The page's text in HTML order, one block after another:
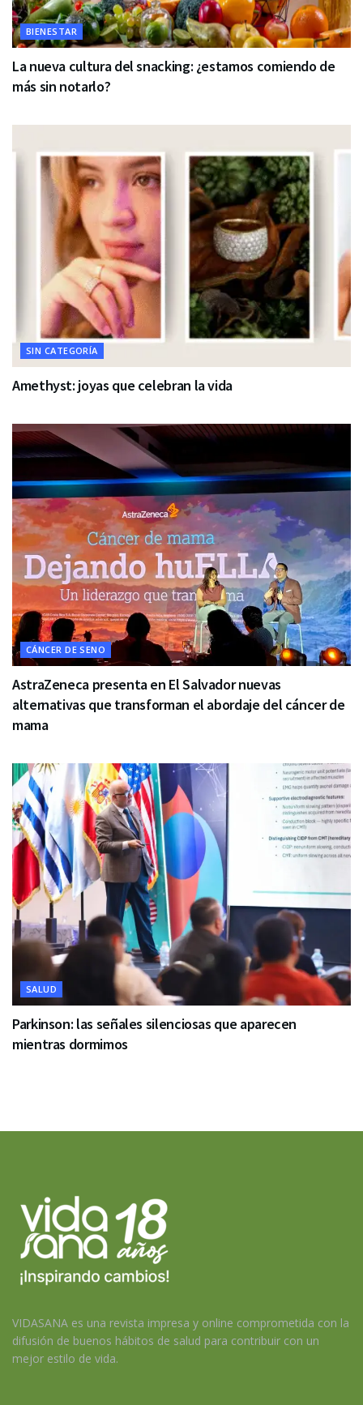
BIENESTAR
La nueva cultura del snacking: ¿estamos comiendo de
más sin notarlo?
SIN CATEGORÍA
Amethyst: joyas que celebran la vida
CÁNCER DE SENO
AstraZeneca presenta en El Salvador nuevas
alternativas que transforman el abordaje del cáncer de
mama
SALUD
Parkinson: las señales silenciosas que aparecen
mientras dormimos
VIDASANA es una revista impresa y online comprometida con la
difusión de buenos hábitos de salud para contribuir con un
mejor estilo de vida.